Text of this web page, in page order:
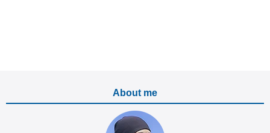
About me